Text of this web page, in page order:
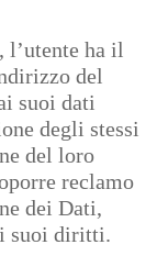
l’utente ha il
del
suoi dati
degli stessi
del loro
reclamo
dei Dati,
suoi diritti.